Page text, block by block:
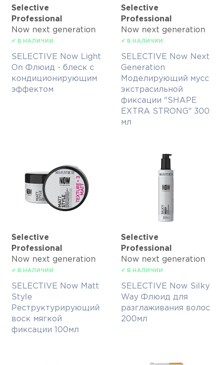
Selective
Professional
Now next generation
✔ В НАЛИЧИИ
SELECTIVE Now Light
On Флюид - блеск с
кондиционирующим
эффектом
Selective
Professional
Now next generation
✔ В НАЛИЧИИ
SELECTIVE Now Next
Generation
Моделирующий мусс
экстрасильной
фиксации "SHAPE
EXTRA STRONG" 300
мл
Selective
Professional
Now next generation
✔ В НАЛИЧИИ
SELECTIVE Now Matt
Style
Реструктурирующий
воск мягкой
фиксации 100мл
Selective
Professional
Now next generation
✔ В НАЛИЧИИ
SELECTIVE Now Silky
Way Флюид для
разглаживания волос
200мл